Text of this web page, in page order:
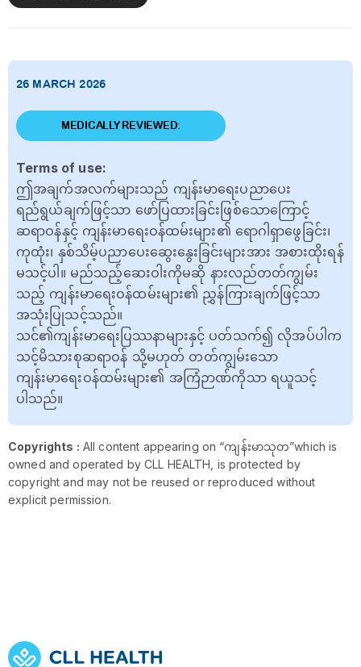
26 MARCH 2026
MEDICALLY REVIEWED:
Terms of use:
ဤအချက်အလက်များသည် ကျန်းမာရေးပညာပေး
ရည်ရွယ်ချက်ဖြင့်သာ ဖော်ပြထားခြင်းဖြစ်သောကြောင့်
ဆရာဝန်နှင့် ကျန်းမာရေးဝန်ထမ်းများ၏ ရောဂါရှာဖွေခြင်း၊
ကုထုံး၊ နှစ်သိမ့်ပညာပေးဆွေးနွေးခြင်းများအား အစားထိုးရန်
မသင့်ပါ။ မည်သည့်ဆေးဝါးကိုမဆို နားလည်တတ်ကျွမ်း
သည့် ကျန်းမာရေးဝန်ထမ်းများ၏ ညွှန်ကြားချက်ဖြင့်သာ
အသုံးပြုသင့်သည်။
သင်၏ကျန်းမာရေးပြဿနာများနှင့် ပတ်သက်၍ လိုအပ်ပါက
သင့်မိသားစုဆရာဝန် သို့မဟုတ် တတ်ကျွမ်းသော
ကျန်းမာရေးဝန်ထမ်းများ၏ အကြံဉာဏ်ကိုသာ ရယူသင့်
ပါသည်။
Copyrights : All content appearing on “ကျန်းမာသုတ”which is
owned and operated by CLL HEALTH, is protected by
copyright and may not be reused or reproduced without
explicit permission.